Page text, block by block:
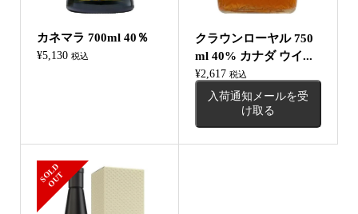
カネマラ 700ml 40％
¥5,130 税込
クラウンローヤル 750
ml 40% カナダ ウイ...
¥2,617 税込
入荷通知メールを受
け取る
S
O
L
D
O
U
T